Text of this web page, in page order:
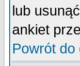
lub
ankiet
Powrót do